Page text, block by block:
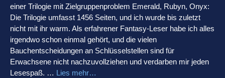
einer Trilogie mit Zielgruppenproblem Emerald, Rubyn, Onyx:
Die Trilogie umfasst 1456 Seiten, und ich wurde bis zuletzt
nicht mit ihr warm. Als erfahrener Fantasy-Leser habe ich alles
irgendwo schon einmal gehört, und die vielen
Bauchentscheidungen an Schlüsselstellen sind für
Erwachsene nicht nachzuvollziehen und verdarben mir jeden
Lesespaß. … Lies mehr…